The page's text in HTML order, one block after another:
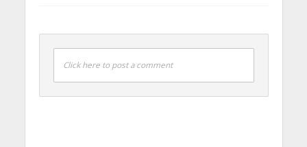
Click here to post a comment